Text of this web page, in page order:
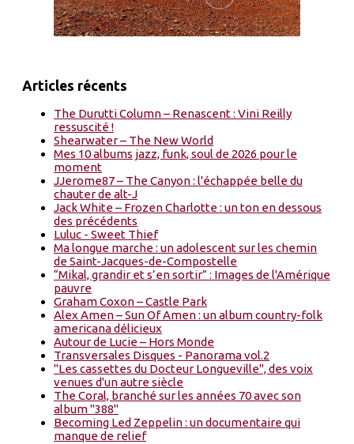
Articles récents
The Durutti Column – Renascent : Vini Reilly
ressuscité !
Shearwater – The New World
Mes 10 albums jazz, funk, soul de 2026 pour le
moment
JJerome87 – The Canyon : l'échappée belle du
chauter de alt-J
Jack White – Frozen Charlotte : un ton en dessous
des précédents
Luluc - Sweet Thief
Ma longue marche : un adolescent sur les chemin
de Saint-Jacques-de-Compostelle
“Mikal, grandir et s’en sortir” : Images de l'Amérique
pauvre
Graham Coxon – Castle Park
Alex Amen – Sun Of Amen : un album country-folk
americana délicieux
Autour de Lucie – Hors Monde
Transversales Disques - Panorama vol.2
"Les cassettes du Docteur Longueville", des voix
venues d'un autre siècle
The Coral, branché sur les années 70 avec son
album "388"
Becoming Led Zeppelin : un documentaire qui
manque de relief